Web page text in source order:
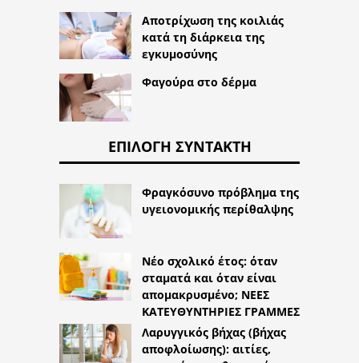
Αποτρίχωση της κοιλιάς
κατά τη διάρκεια της
εγκυμοσύνης
Φαγούρα στο δέρμα
ΕΠΙΛΟΓΉ ΣΥΝΤΆΚΤΗ
Φραγκόσυνο πρόβλημα της
υγειονομικής περίθαλψης
Νέο σχολικό έτος: όταν
σταματά και όταν είναι
απομακρυσμένο; ΝΕΕΣ
ΚΑΤΕΥΘΥΝΤΗΡΙΕΣ ΓΡΑΜΜΕΣ
Λαρυγγικός βήχας (βήχας
αποφλοίωσης): αιτίες,